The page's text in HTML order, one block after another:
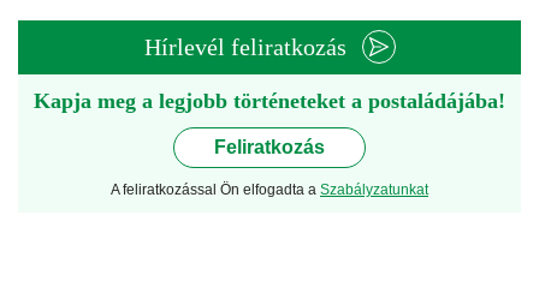
Hírlevél feliratkozás
Kapja meg a legjobb történeteket a postaládájába!
Feliratkozás
A feliratkozással Ön elfogadta a Szabályzatunkat